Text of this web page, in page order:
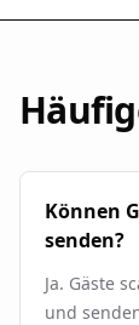
Können
senden?
Ja. Gäste
und